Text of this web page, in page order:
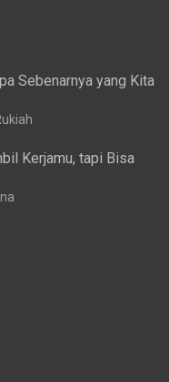
Sebenarnya yang Kita
Kerjamu, tapi Bisa